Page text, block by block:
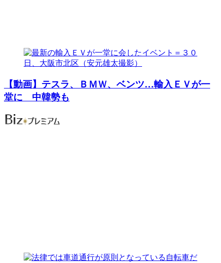
【動画】テスラ、ＢＭＷ、ベンツ…輸入ＥＶが一
堂に 中韓勢も